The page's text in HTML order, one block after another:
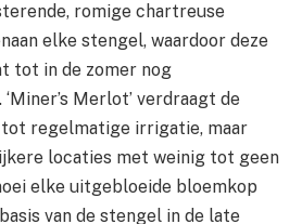
romige chartreuse
elke stengel, waardoor deze
tot in de zomer nog
Merlot’ verdraagt ​​​​de
regelmatige irrigatie, maar
locaties met weinig tot geen
elke uitgebloeide bloemkop
van de stengel in de late